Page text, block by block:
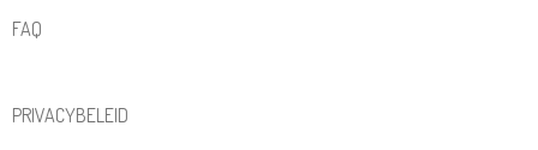
FAQ
PRIVACYBELEID